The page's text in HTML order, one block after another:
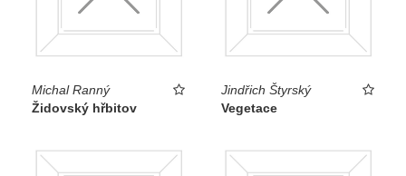
Michal Ranný
Židovský hřbitov
Jindřich Štyrský
Vegetace